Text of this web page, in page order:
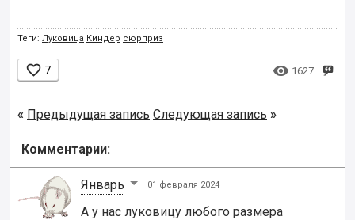
Теги: Луковица Киндер сюрприз
 7  1627
« Предыдущая запись Следующая запись »
Комментарии:
Январь 01 февраля 2024
А у нас луковицу любого размера